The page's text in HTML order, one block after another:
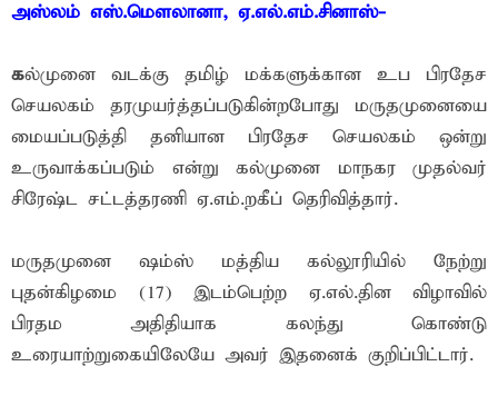
அஸ்லம் எஸ்.மௌலானா, ஏ.எல்.எம்.சினாஸ்-
கல்முனை வடக்கு தமிழ் மக்களுக்கான உப பிரதேச
செயலகம் தரமுயர்த்தப்படுகின்றபோது மருதமுனையை
மையப்படுத்தி தனியான பிரதேச செயலகம் ஒன்று
உருவாக்கப்படும் என்று கல்முனை மாநகர முதல்வர்
சிரேஷ்ட சட்டத்தரணி ஏ.எம்.றகீப் தெரிவித்தார்.
மருதமுனை ஷம்ஸ் மத்திய கல்லூரியில் நேற்று
புதன்கிழமை (17) இடம்பெற்ற ஏ.எல்.தின விழாவில்
பிரதம அதிதியாக கலந்து கொண்டு
உரையாற்றுகையிலேயே அவர் இதனைக் குறிப்பிட்டார்.